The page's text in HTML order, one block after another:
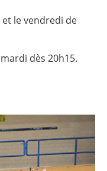
le vendredi de
dès 20h15.